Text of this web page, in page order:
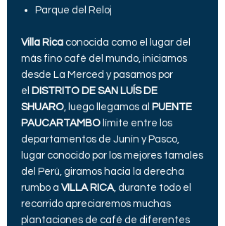
Parque del Reloj
Villa Rica conocida como el lugar del
más fino café del mundo, iniciamos
desde La Merced y pasamos por
el DISTRITO DE SAN LUÍS DE
SHUARO, luego llegamos al PUENTE
PAUCARTAMBO límite entre los
departamentos de Junín y Pasco,
lugar conocido por los mejores tamales
del Perú, giramos hacia la derecha
rumbo a VILLA RICA, durante todo el
recorrido apreciaremos muchas
plantaciones de café de diferentes